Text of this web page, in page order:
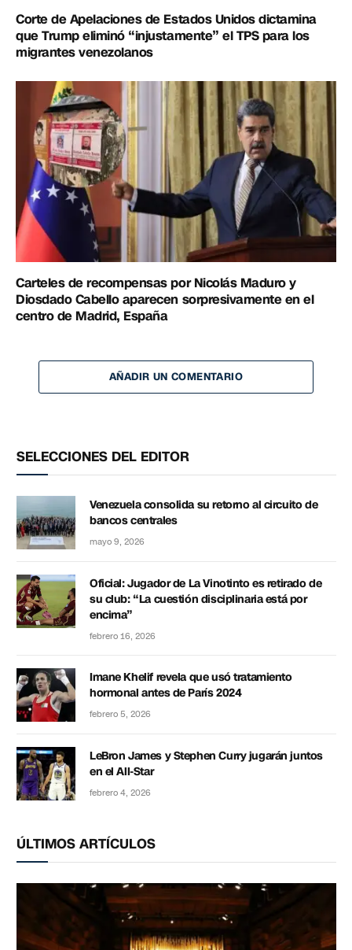
Corte de Apelaciones de Estados Unidos dictamina
que Trump eliminó “injustamente” el TPS para los
migrantes venezolanos
Carteles de recompensas por Nicolás Maduro y
Diosdado Cabello aparecen sorpresivamente en el
centro de Madrid, España
AÑADIR UN COMENTARIO
SELECCIONES DEL EDITOR
Venezuela consolida su retorno al circuito de
bancos centrales
mayo 9, 2026
Oficial: Jugador de La Vinotinto es retirado de
su club: “La cuestión disciplinaria está por
encima”
febrero 16, 2026
Imane Khelif revela que usó tratamiento
hormonal antes de París 2024
febrero 5, 2026
LeBron James y Stephen Curry jugarán juntos
en el All-Star
febrero 4, 2026
ÚLTIMOS ARTÍCULOS